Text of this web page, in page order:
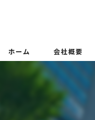
ホーム 会社概要